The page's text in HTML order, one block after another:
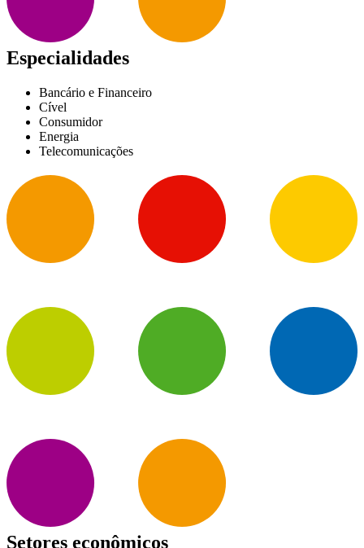
Especialidades
Bancário e Financeiro
Cível
Consumidor
Energia
Telecomunicações
Setores econômicos